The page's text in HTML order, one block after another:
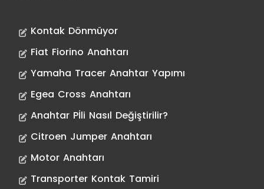
Kontak Dönmüyor
Fiat Fiorino Anahtarı
Yamaha Tracer Anahtar Yapımı
Egea Cross Anahtarı
Anahtar Pİli Nasıl Değiştirilir?
Citroen Jumper Anahtarı
Motor Anahtarı
Transporter Kontak Tamiri